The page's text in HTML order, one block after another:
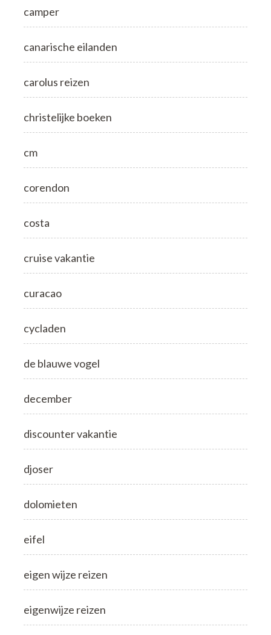
camper
canarische eilanden
carolus reizen
christelijke boeken
cm
corendon
costa
cruise vakantie
curacao
cycladen
de blauwe vogel
december
discounter vakantie
djoser
dolomieten
eifel
eigen wijze reizen
eigenwijze reizen